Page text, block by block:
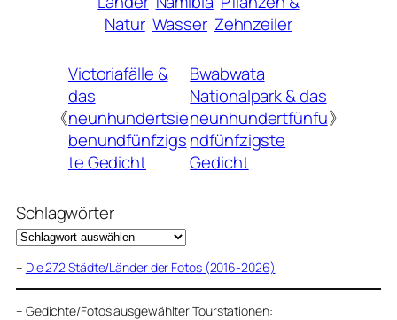
Natur Wasser Zehnzeiler
《
Victoriafälle &
das
neunhundertsie
benundfünfzigs
te Gedicht
Bwabwata
Nationalpark & das
neunhundertfünfu
ndfünfzigste
Gedicht
》
Schlagwörter
– Die 272 Städte/Länder der Fotos (2016-2026)
– Gedichte/Fotos ausgewählter Tourstationen: